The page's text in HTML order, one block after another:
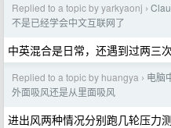
Replied to a topic by yarkyaonj ›
不是已经学会中文互联网了
中英混合是日常，还遇到过两三
Replied to a topic by huangya › 电脑
外面吸风还是从里面吸风
进出风两种情况分别跑几轮压力